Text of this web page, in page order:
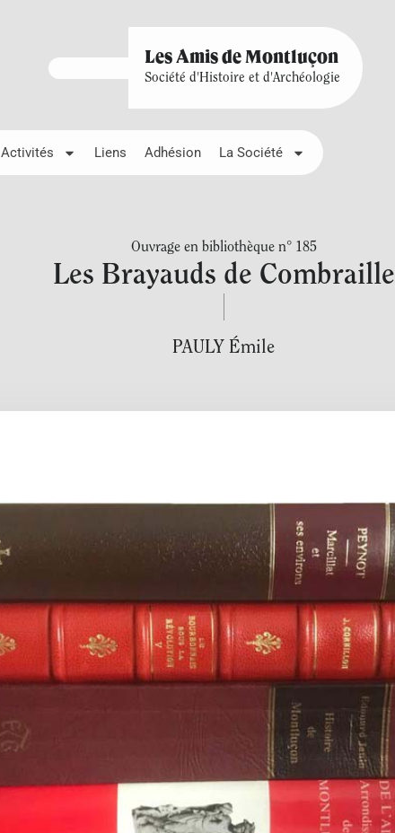
Les Amis de Montluçon
Société d'Histoire et d'Archéologie
Activités Liens Adhésion La Société
Ouvrage en bibliothèque n° 185
Les Brayauds de Combraille
PAULY Émile